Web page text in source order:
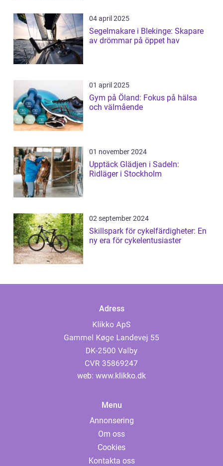
04 april 2025
Segelmakare i Blekinge: Skapare
av drömmar på öppet hav
01 april 2025
Gym på Öland: Fokus på hälsa
och välmående
01 november 2024
Upptäck Glädjen i Sadeln:
Ridläger i Stockholm
02 september 2024
Skillspark för cykelfärdigheter: En
ny era för cykelentusiaster
Adress
web: www.klikko.dk
Menu
Annonsering
Om oss
Cookies
Kontakta oss